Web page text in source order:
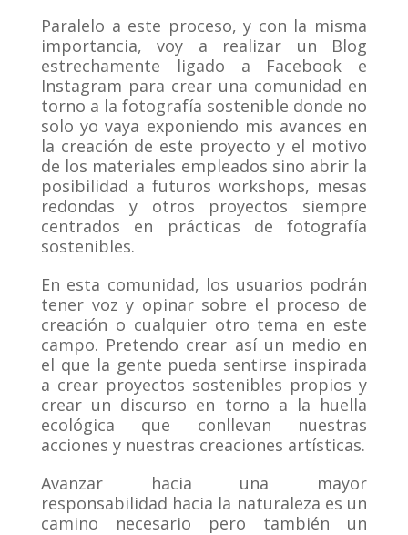
Paralelo a este proceso, y con la misma
importancia, voy a realizar un Blog
estrechamente ligado a Facebook e
Instagram para crear una comunidad en
torno a la fotografía sostenible donde no
solo yo vaya exponiendo mis avances en
la creación de este proyecto y el motivo
de los materiales empleados sino abrir la
posibilidad a futuros workshops, mesas
redondas y otros proyectos siempre
centrados en prácticas de fotografía
sostenibles.
En esta comunidad, los usuarios podrán
tener voz y opinar sobre el proceso de
creación o cualquier otro tema en este
campo. Pretendo crear así un medio en
el que la gente pueda sentirse inspirada
a crear proyectos sostenibles propios y
crear un discurso en torno a la huella
ecológica que conllevan nuestras
acciones y nuestras creaciones artísticas.
Avanzar hacia una mayor
responsabilidad hacia la naturaleza es un
camino necesario pero también un